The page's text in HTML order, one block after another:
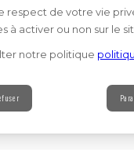
respect de votre vie
à activer ou non sur le
notre politique